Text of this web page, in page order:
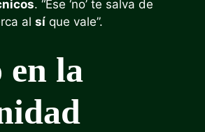
. “Ese ‘no’ te salva de
al sí que vale”.
en la